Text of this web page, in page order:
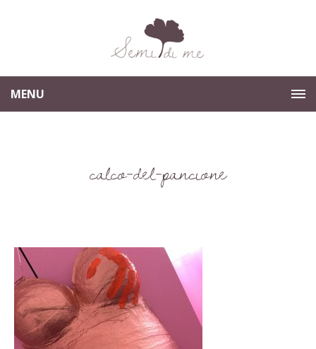
MENU
calco-del-pancione